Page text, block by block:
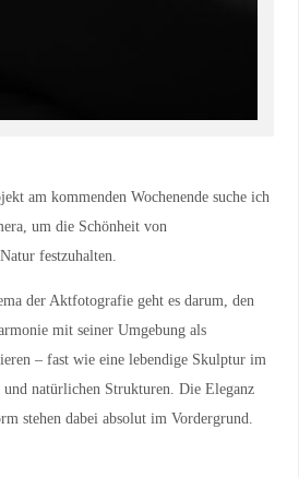
am kommenden Wochenende suche ich
um die Schönheit von
festzuhalten.
der Aktfotografie geht es darum, den
mit seiner Umgebung als
– fast wie eine lebendige Skulptur im
natürlichen Strukturen. Die Eleganz
stehen dabei absolut im Vordergrund.